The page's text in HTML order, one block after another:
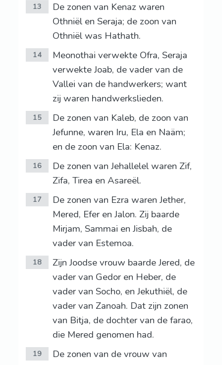
13
De zonen van Kenaz waren
Othniël en Seraja; de zoon van
Othniël was Hathath.
14
Meonothai verwekte Ofra, Seraja
verwekte Joab, de vader van de
Vallei van de handwerkers; want
zij waren handwerkslieden.
15
De zonen van Kaleb, de zoon van
Jefunne, waren Iru, Ela en Naäm;
en de zoon van Ela: Kenaz.
16
De zonen van Jehallelel waren Zif,
Zifa, Tirea en Asareël.
17
De zonen van Ezra waren Jether,
Mered, Efer en Jalon. Zij baarde
Mirjam, Sammai en Jisbah, de
vader van Estemoa.
18
Zijn Joodse vrouw baarde Jered, de
vader van Gedor en Heber, de
vader van Socho, en Jekuthiël, de
vader van Zanoah. Dat zijn zonen
van Bitja, de dochter van de farao,
die Mered genomen had.
19
De zonen van de vrouw van